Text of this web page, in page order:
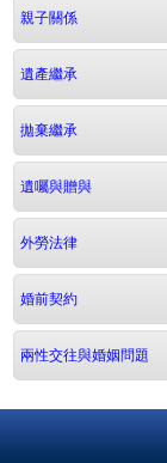
親子關係
遺產繼承
拋棄繼承
遺囑與贈與
外勞法律
婚前契約
兩性交往與婚姻問題